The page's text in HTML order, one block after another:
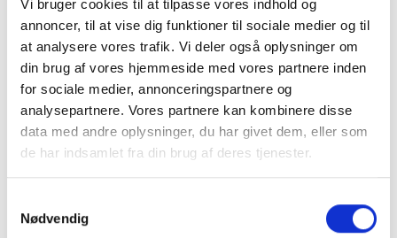
Vi bruger cookies til at tilpasse vores indhold og
annoncer, til at vise dig funktioner til sociale medier og til
at analysere vores trafik. Vi deler også oplysninger om
din brug af vores hjemmeside med vores partnere inden
for sociale medier, annonceringspartnere og
analysepartnere. Vores partnere kan kombinere disse
data med andre oplysninger, du har givet dem, eller som
de har indsamlet fra din brug af deres tjenester.
Nødvendig
Massagebold
49,00 kr.
TILFØJ TIL KURV
BALANCETRÆNING
Balancepude
oprindelige
200,00kr.Den
pris